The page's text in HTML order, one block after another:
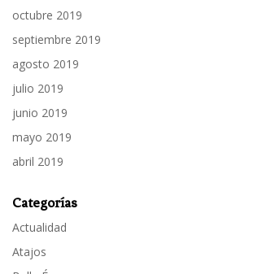
octubre 2019
septiembre 2019
agosto 2019
julio 2019
junio 2019
mayo 2019
abril 2019
Categorías
Actualidad
Atajos